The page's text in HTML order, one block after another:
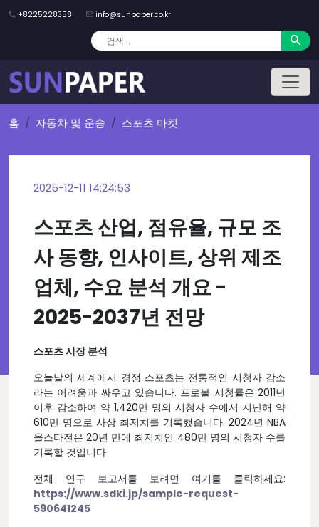
+8225228358 info@sunpaper.co.kr
홈 자동차 및 운송 스포츠 마켓
2025-12-11 14:24:53
스포츠 산업, 점유율, 규모 조
사 동향, 인사이트, 상위 제조
업체, 수요 분석 개요 -
2025-2037년 전망
스포츠 시장 분석
오늘날의 세계에서 경쟁 스포츠는 전통적인 시청자 감소
라는 어려움과 싸우고 있습니다. 프로볼 시청률은 2011년
이후 감소하여 약 1,420만 명의 시청자 수에서 지난해 약
610만 명으로 사상 최저치를 기록했습니다. 2024년 NBA
올스타전은 20년 만에 최저치인 480만 명의 시청자 수를
기록할 것입니다
전체 연구 보고서를 보려면 여기를 클릭하세요:
https://www.sdki.jp/sample-request-
590641245